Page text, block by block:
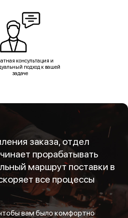
консультация и
подход к вашей
задаче
заказа, отдел
прорабатывать
маршрут поставки в
все процессы
вам было комфортно